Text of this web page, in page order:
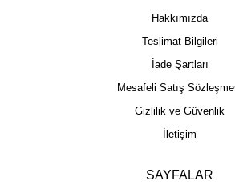
Hakkımızda
Teslimat Bilgileri
İade Şartları
Mesafeli Satış
Gizlilik ve Güvenlik
İletişim
SAYFALAR